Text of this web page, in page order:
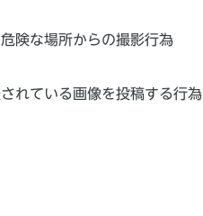
険な場所からの撮影行為
れている画像を投稿する行為